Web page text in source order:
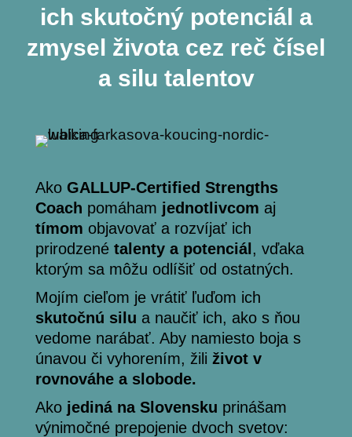
ich skutočný potenciál a
zmysel života cez reč čísel
a silu talentov
Ako GALLUP-Certified Strengths
Coach pomáham jednotlivcom aj
tímom objavovať a rozvíjať ich
prirodzenétalenty a potenciál , vďaka
ktorým sa môžu odlíšiť od ostatných.
Mojím cieľom je vrátiť ľuďom ich
skutočnú silu a naučiť ich, ako s ňou
vedome narábať. Aby namiesto boja s
únavou či vyhorením, žili život v
rovnováhe a slobode.
Ako jediná na Slovensku prinášam
výnimočné prepojenie dvoch svetov: